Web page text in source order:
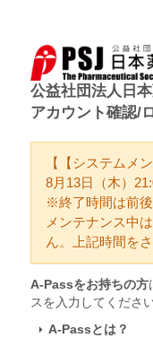
公益社団法人日
アカウント確認/
【【システムメ
8月13日（木）
※終了時間は前後
メンテナンス中
ん。上記時間を
A-Passをお持ちの方
スを入力してください
A-Passとは？